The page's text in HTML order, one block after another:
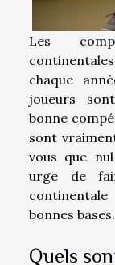
Les
chaque
joueurs
bonne
sont
vous que
urge de
bonnes bases.
Quels